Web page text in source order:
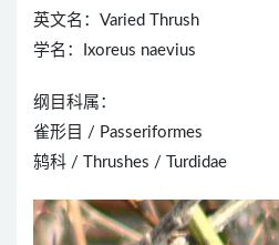
英文名：Varied Thrush
学名：Ixoreus naevius
纲目科属：
雀形目 / Passeriformes
鸫科 / Thrushes / Turdidae